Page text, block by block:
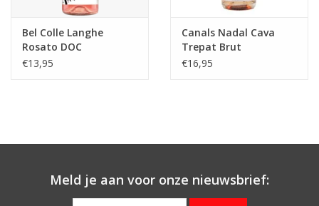
Bel Colle Langhe
Rosato DOC
€13,95
Canals Nadal Cava
Trepat Brut
€16,95
Meld je aan voor onze nieuwsbrief: